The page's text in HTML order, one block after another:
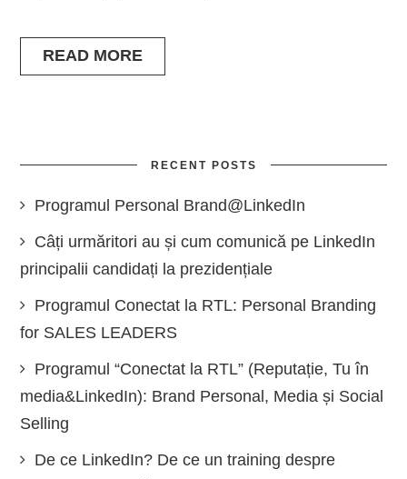
READ MORE
RECENT POSTS
Programul Personal Brand@LinkedIn
Câți urmăritori au și cum comunică pe LinkedIn
principalii candidați la prezidențiale
Programul Conectat la RTL: Personal Branding
for SALES LEADERS
Programul “Conectat la RTL” (Reputație, Tu în
media&LinkedIn): Brand Personal, Media și Social
Selling
De ce LinkedIn? De ce un training despre